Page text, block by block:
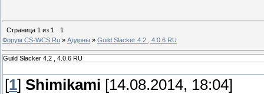
Страница 1 из 1
1
Форум CS-WCS.Ru » Аддоны » Guild Slacker 4.2 , 4.0.6 RU
Guild Slacker 4.2 , 4.0.6 RU
[1] Shimikami [14.08.2014, 18:04]